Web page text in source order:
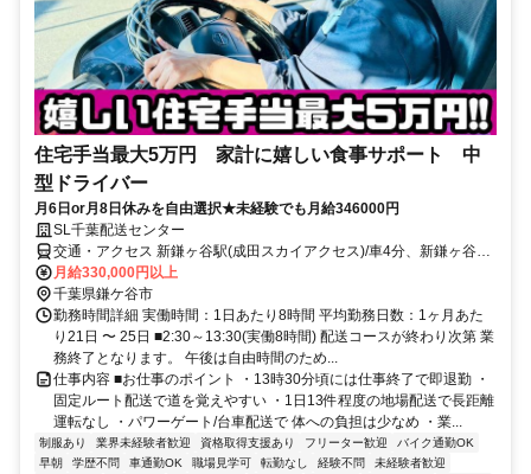
住宅手当最大5万円 家計に嬉しい食事サポート 中
型ドライバー
月6日or月8日休みを自由選択★未経験でも月給346000円
SL千葉配送センター
交通・アクセス 新鎌ヶ谷駅(成田スカイアクセス)/車4分、新鎌ヶ谷駅
(東武野田線)/車10分、西白井駅(北総線)車9分
月給330,000円以上
千葉県鎌ケ谷市
勤務時間詳細 実働時間：1日あたり8時間 平均勤務日数：1ヶ月あた
り21日 〜 25日 ■2:30～13:30(実働8時間) 配送コースが終わり次第 業
務終了となります。 午後は自由時間のため...
仕事内容 ■お仕事のポイント ・13時30分頃には仕事終了で即退勤 ・
固定ルート配送で道を覚えやすい ・1日13件程度の地場配送で長距離
運転なし ・パワーゲート/台車配送で 体への負担は少なめ ・業...
制服あり 業界未経験者歓迎 資格取得支援あり フリーター歓迎
バイク通勤OK
早朝
学歴不問 車通勤OK 職場見学可 転勤なし 経験不問
未経験者歓迎